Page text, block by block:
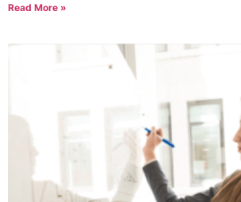
Read More »